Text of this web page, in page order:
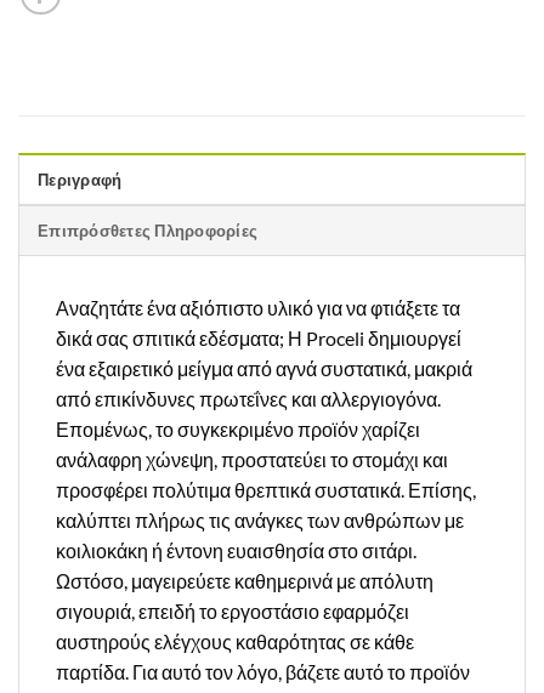
Περιγραφή
Επιπρόσθετες Πληροφορίες
Αναζητάτε ένα αξιόπιστο υλικό για να φτιάξετε τα
δικά σας σπιτικά εδέσματα; Η Proceli δημιουργεί
ένα εξαιρετικό μείγμα από αγνά συστατικά, μακριά
από επικίνδυνες πρωτεΐνες και αλλεργιογόνα.
Επομένως, το συγκεκριμένο προϊόν χαρίζει
ανάλαφρη χώνεψη, προστατεύει το στομάχι και
προσφέρει πολύτιμα θρεπτικά συστατικά. Επίσης,
καλύπτει πλήρως τις ανάγκες των ανθρώπων με
κοιλιοκάκη ή έντονη ευαισθησία στο σιτάρι.
Ωστόσο, μαγειρεύετε καθημερινά με απόλυτη
σιγουριά, επειδή το εργοστάσιο εφαρμόζει
αυστηρούς ελέγχους καθαρότητας σε κάθε
παρτίδα. Για αυτό τον λόγο, βάζετε αυτό το προϊόν